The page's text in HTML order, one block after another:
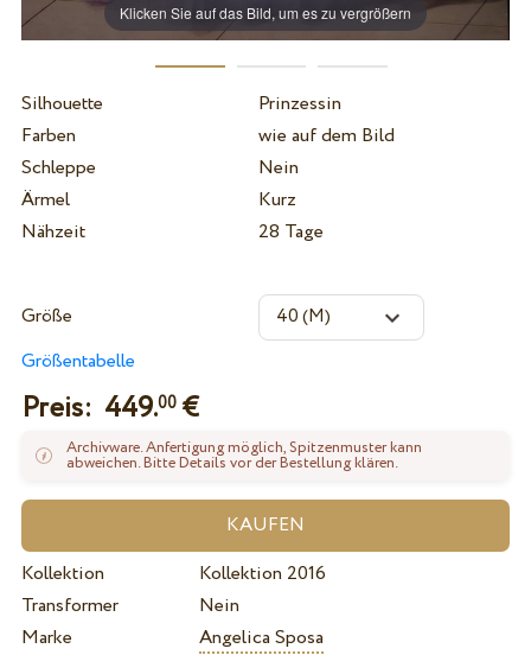
Klicken Sie auf das Bild, um es zu vergrößern
Silhouette
Prinzessin
Farben
wie auf dem Bild
Schleppe
Nein
Ärmel
Kurz
Nähzeit
28 Tage
Größe
Größentabelle
Preis: 449.00€
Archivware. Anfertigung möglich, Spitzenmuster kann
abweichen. Bitte Details vor der Bestellung klären.
Kollektion
Kollektion 2016
Transformer
Nein
Marke
Angelica Sposa